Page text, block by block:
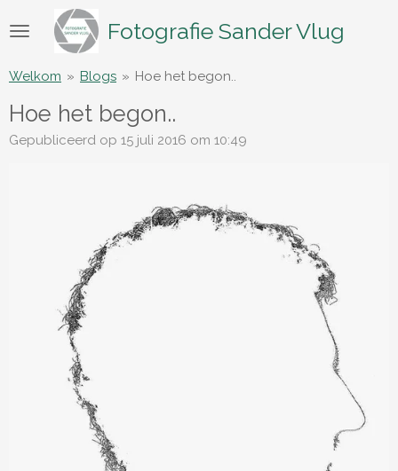
direct
de
Fotografie Sander Vlug
Welkom » Blogs » Hoe het begon..
Hoe het begon..
Gepubliceerd op 15 juli 2016 om 10:49